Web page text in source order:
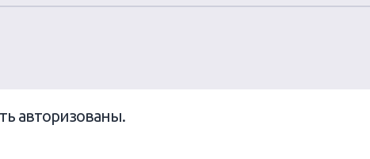
авторизованы.